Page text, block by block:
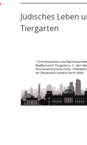
Jüdisches Leben
Tiergarten